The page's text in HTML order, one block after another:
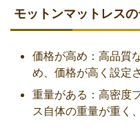
モットンマットレス
価格が高め：高品質
め、価格が高く設定
重量がある：高密度
ス自体の重量が重く